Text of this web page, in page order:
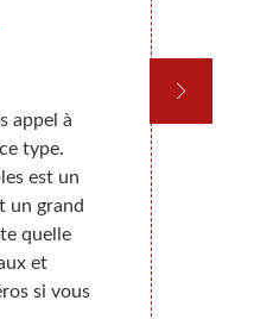
appel à
type.
est un
un grand
quelle
et
si vous
Si vous